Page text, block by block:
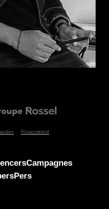
Privacybeleid
Campagnes
Pers